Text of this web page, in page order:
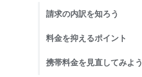
請求の内訳を知ろう
料金を抑えるポイント
携帯料金を見直してみよう